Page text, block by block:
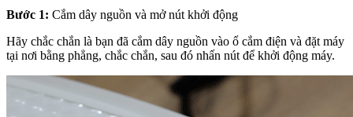
Bước 1: Cắm dây nguồn và mở nút khởi động
Hãy chắc chắn là bạn đã cắm dây nguồn vào ổ cắm điện và đặt máy
tại nơi bằng phẳng, chắc chắn, sau đó nhấn nút để khởi động máy.